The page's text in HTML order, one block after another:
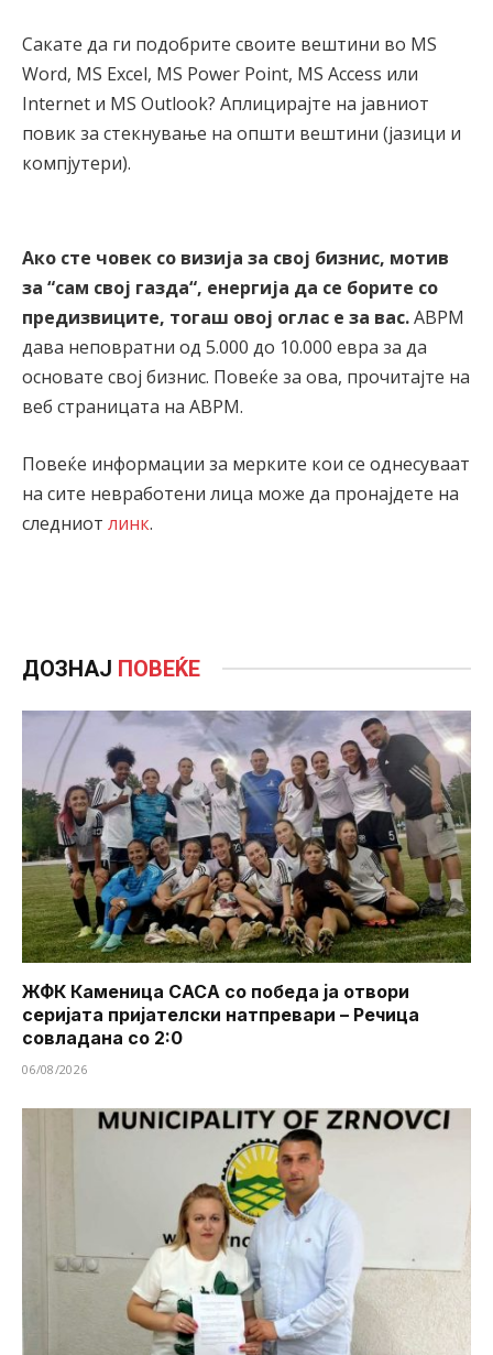
Сакате да ги подобрите своите вештини во MS
Word, MS Excel, MS Power Point, MS Access или
Internet и MS Outlook? Аплицирајте на јавниот
повик за стекнување на општи вештини (јазици и
компјутери).
Ако сте човек со визија за свој бизнис, мотив
за “сам свој газда“, енергија да се борите со
предизвиците, тогаш овој оглас е за вас.АВРМ
дава неповратни од 5.000 до 10.000 евра за да
основате свој бизнис. Повеќе за ова, прочитајте на
веб страницата на АВРМ.
Повеќе информации за мерките кои се однесуваат
на сите невработени лица може да пронајдете на
следниот линк.
ДОЗНАЈ ПОВЕЌЕ
ЖФК Каменица САСА со победа ја отвори
серијата пријателски натпревари – Речица
совладана со 2:0
06/08/2026